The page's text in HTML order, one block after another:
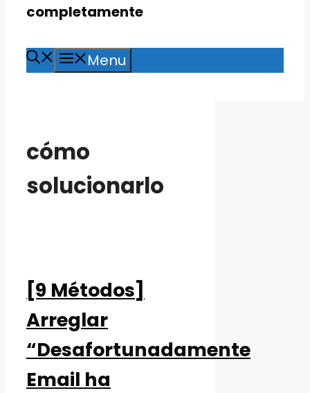
completamente
Menu
cómo
solucionarlo
[9 Métodos]
Arreglar
“Desafortunadamente
Email ha